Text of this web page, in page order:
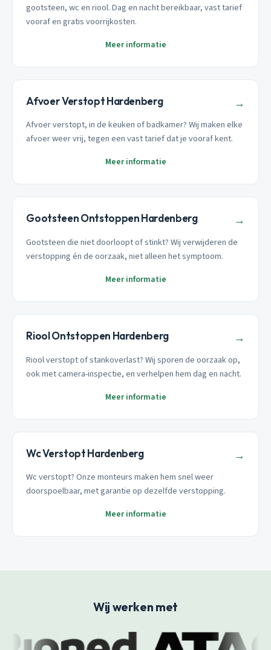
gootsteen, wc en riool. Dag en nacht bereikbaar, vast tarief
vooraf en gratis voorrijkosten.
Meer informatie
Afvoer Verstopt Hardenberg →
Afvoer verstopt, in de keuken of badkamer? Wij maken elke
afvoer weer vrij, tegen een vast tarief dat je vooraf kent.
Meer informatie
Gootsteen Ontstoppen Hardenberg →
Gootsteen die niet doorloopt of stinkt? Wij verwijderen de
verstopping én de oorzaak, niet alleen het symptoom.
Meer informatie
Riool Ontstoppen Hardenberg →
Riool verstopt of stankoverlast? Wij sporen de oorzaak op,
ook met camera-inspectie, en verhelpen hem dag en nacht.
Meer informatie
Wc Verstopt Hardenberg →
Wc verstopt? Onze monteurs maken hem snel weer
doorspoelbaar, met garantie op dezelfde verstopping.
Meer informatie
Wij werken met